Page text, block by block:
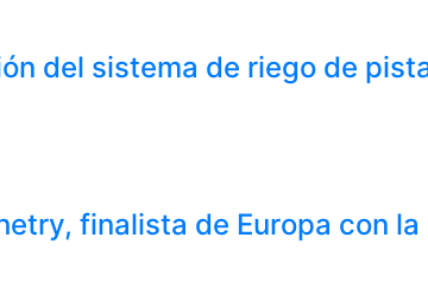
del sistema de riego de
finalista de Europa con